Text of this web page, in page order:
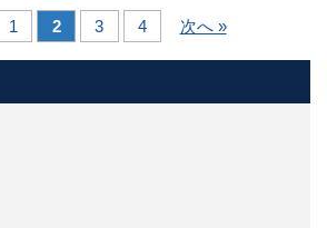
1 2 3 4 次へ »